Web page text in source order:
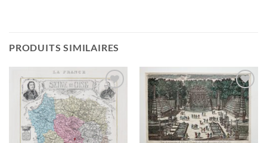
PRODUITS SIMILAIRES
Ajouter
à la
wishlist
Ajouter
à la
wishlist